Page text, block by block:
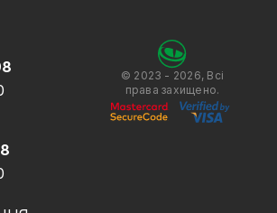
© 2023 - 2026, Всі
права захищено.